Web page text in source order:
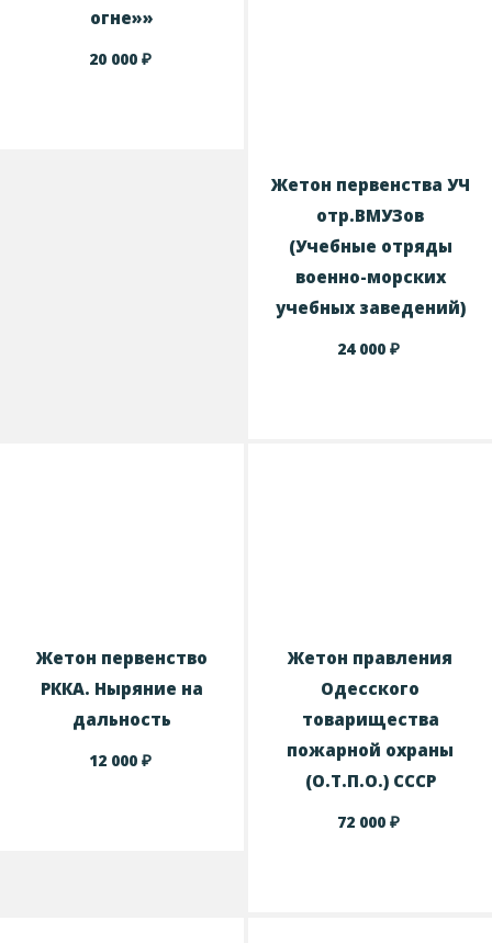
огне»»
20 000 ₽
Жетон первенства УЧ
отр.ВМУЗов
(Учебные отряды
военно-морских
учебных заведений)
24 000₽
Жетон первенство
РККА. Ныряние на
дальность
12 000 ₽
Жетон правления
Одесского
товарищества
пожарной охраны
(О.Т.П.О.) СССР
72 000₽